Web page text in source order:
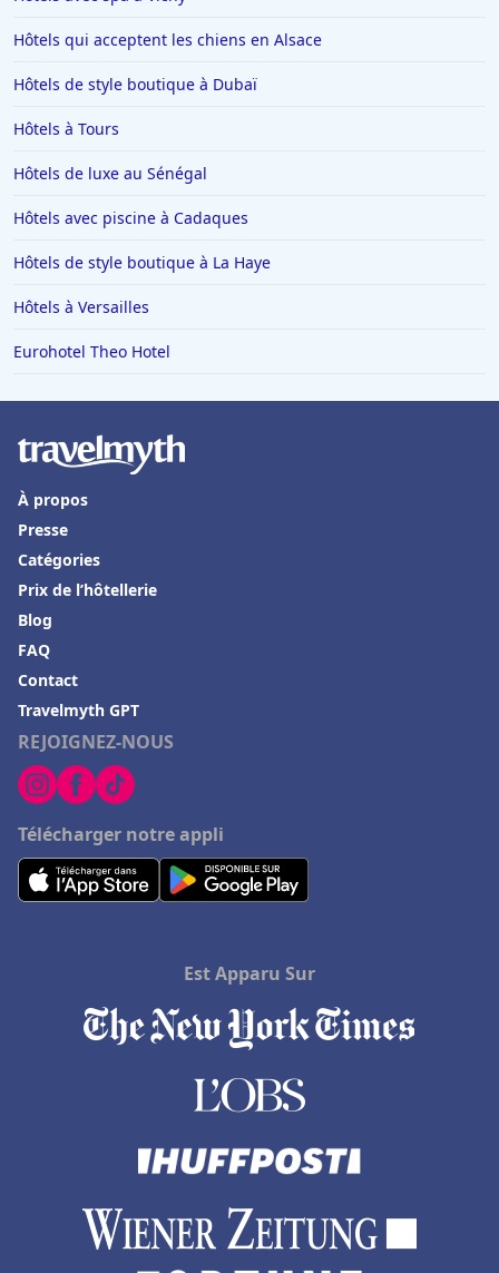
Hôtels qui acceptent les chiens en Alsace
Hôtels de style boutique à Dubaï
Hôtels à Tours
Hôtels de luxe au Sénégal
Hôtels avec piscine à Cadaques
Hôtels de style boutique à La Haye
Hôtels à Versailles
Eurohotel Theo Hotel
REJOIGNEZ-NOUS
Télécharger notre appli
À propos
Presse
Catégories
Prix de l’hôtellerie
Blog
FAQ
Contact
Travelmyth GPT
Est Apparu Sur